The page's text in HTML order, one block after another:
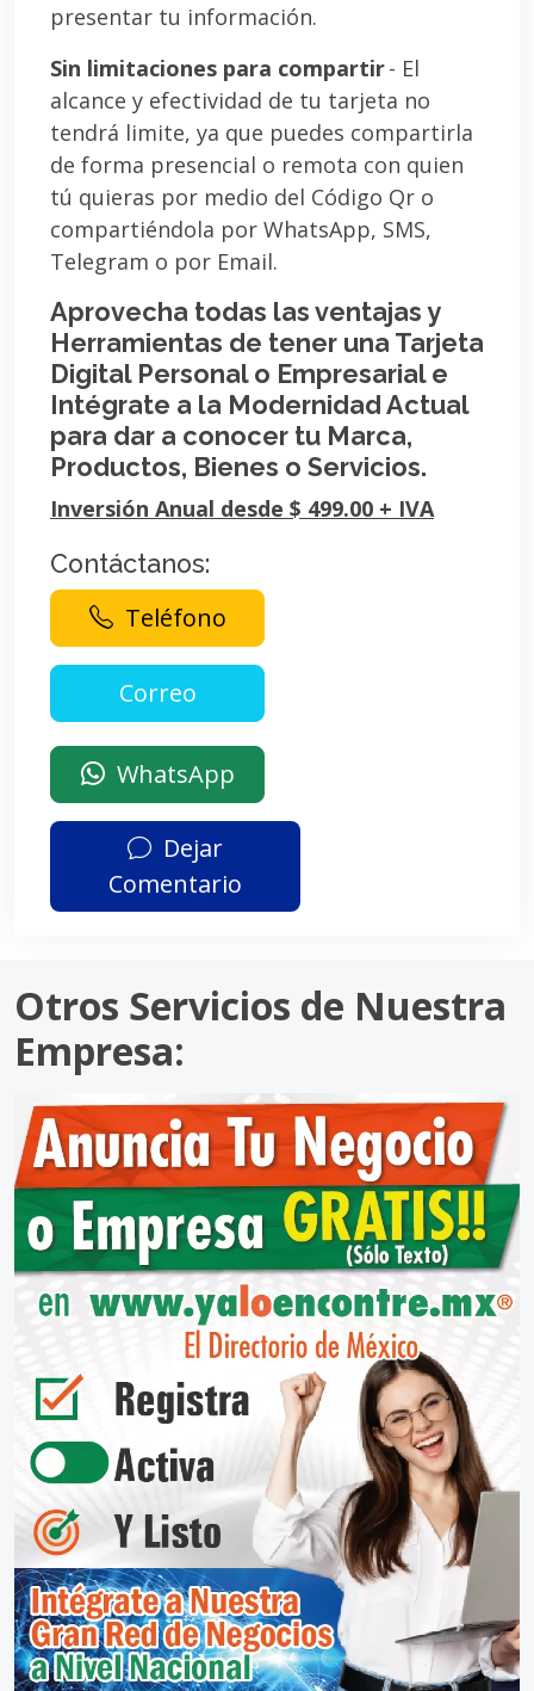
presentar tu información.
Sin limitaciones para compartir- El
alcance y efectividad de tu tarjeta no
tendrá limite, ya que puedes compartirla
de forma presencial o remota con quien
tú quieras por medio del Código Qr o
compartiéndola por WhatsApp, SMS,
Telegram o por Email.
Aprovecha todas las ventajas y
Herramientas de tener una Tarjeta
Digital Personal o Empresarial e
Intégrate a la Modernidad Actual
para dar a conocer tu Marca,
Productos, Bienes o Servicios.
Inversión Anual desde $ 499.00 + IVA
Contáctanos:
Teléfono
WhatsApp
Dejar
Comentario
Otros Servicios de Nuestra
Empresa: